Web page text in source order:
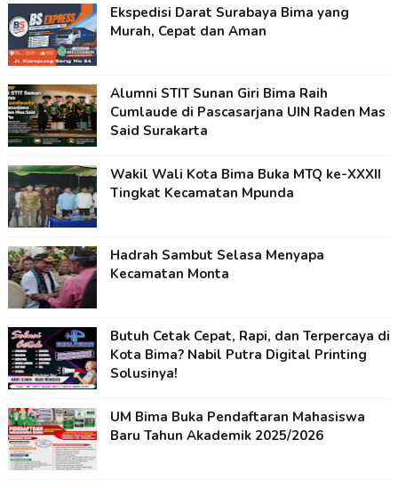
Ekspedisi Darat Surabaya Bima yang
Murah, Cepat dan Aman
Alumni STIT Sunan Giri Bima Raih
Cumlaude di Pascasarjana UIN Raden Mas
Said Surakarta
Wakil Wali Kota Bima Buka MTQ ke-XXXII
Tingkat Kecamatan Mpunda
Hadrah Sambut Selasa Menyapa
Kecamatan Monta
Butuh Cetak Cepat, Rapi, dan Terpercaya di
Kota Bima? Nabil Putra Digital Printing
Solusinya!
UM Bima Buka Pendaftaran Mahasiswa
Baru Tahun Akademik 2025/2026